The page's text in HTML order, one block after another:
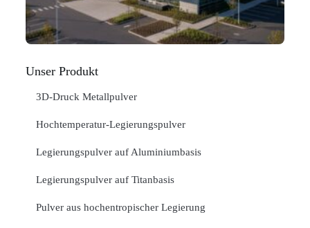
Unser Produkt
3D-Druck Metallpulver
Hochtemperatur-Legierungspulver
Legierungspulver auf Aluminiumbasis
Legierungspulver auf Titanbasis
Pulver aus hochentropischer Legierung